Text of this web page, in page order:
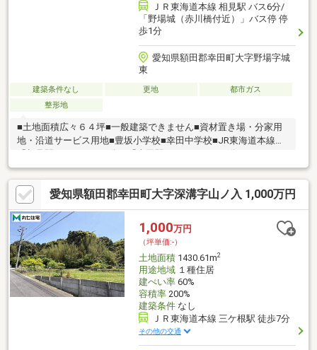
ＪＲ東海道本線 相見駅 バス6分/
「野場城（赤川橋付近）」バス停 停
歩1分
愛知県額田郡幸田町大字野場字城
東
建築条件なし 更地
都市ガス
整形地
■土地面積広々６４坪■一般建築できません■資材置き場・分家用
地・沿道サービス用地■豊坂小学校■幸田中学校■JR東海道本線
「相見駅」までバス６分、「幸田駅」までバス１０分・えこたん
バス「野場城（赤川橋付近）」停から徒歩１分
愛知県額田郡幸田町大字深溝字山ノ入 1,000万円
1,000万円
（坪単価:-）
土地面積1430.61m2
用途地域１種住居
建ぺい率60%
容積率200%
建築条件なし
ＪＲ東海道本線 三ケ根駅 徒歩7分
その他の交通